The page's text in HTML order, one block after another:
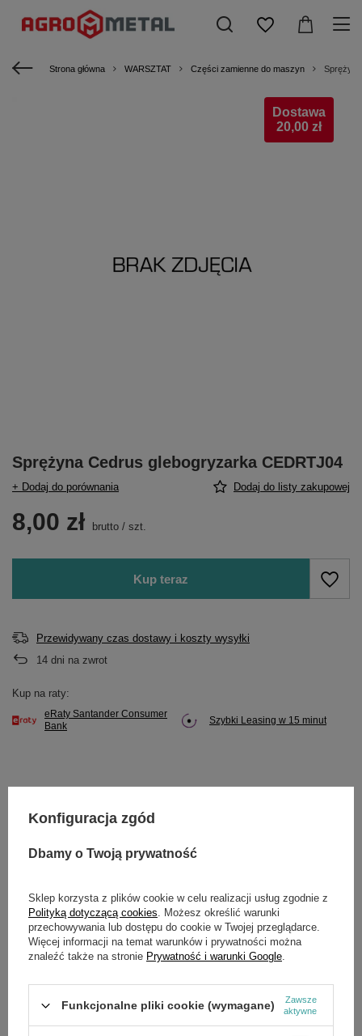
Strona główna WARSZTAT Części zamienne do maszyn
Dostawa
20,00 zł
Sprężyna Cedrus glebogryzarka CEDRTJ04
+ Dodaj do porównania Dodaj do listy zakupowej
8,00 zł brutto / szt.
Kup teraz
Przewidywany czas dostawy i koszty wysyłki
14 dni na zwrot
Kup na raty:
eRaty Santander Consumer
Bank
Szybki Leasing w 15 minut
Potrzebujesz pomocy? Masz pytania?
najciekawsze pytania i odpowiedzi publikując
dla innych.
SZCZEGÓŁOWE DANE
971022
Konfiguracja zgód
Dbamy o Twoją prywatność
Sklep korzysta z plików cookie w celu realizacji usług zgodnie z
Polityką dotyczącą cookies . Możesz określić warunki
przechowywania lub dostępu do cookie w Twojej przeglądarce.
Więcej informacji na temat warunków i prywatności można
znaleźć także na stronie Prywatność i warunki Google
Funkcjonalne pliki cookie (wymagane)
Zawsze
aktywne